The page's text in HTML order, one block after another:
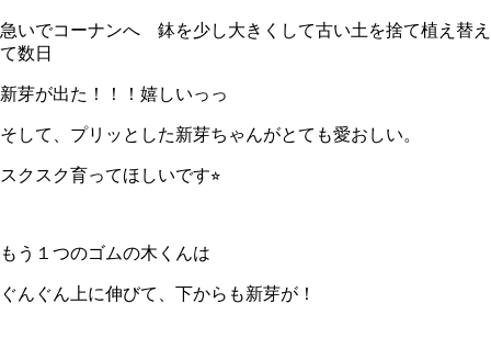
急いでコーナンへ 鉢を少し大きくして古い土を捨て植え替え
て数日
新芽が出た！！！嬉しいっっ
そして、プリッとした新芽ちゃんがとても愛おしい。
スクスク育ってほしいです⭐︎
もう１つのゴムの木くんは
ぐんぐん上に伸びて、下からも新芽が！